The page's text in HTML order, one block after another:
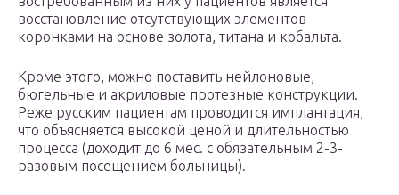
восстановление отсутствующих элементов
коронками на основе золота, титана и кобальта.
Кроме этого, можно поставить нейлоновые,
бюгельные и акриловые протезные конструкции.
Реже русским пациентам проводится имплантация,
что объясняется высокой ценой и длительностью
процесса (доходит до 6 мес. с обязательным 2-3-
разовым посещением больницы).